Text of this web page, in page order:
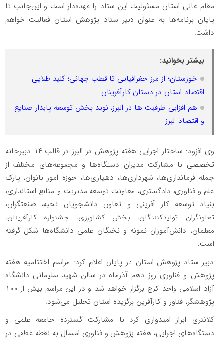
مقام عالی استان مسئولیت این ستاد را عهده‌دار است و این‌جانب تا
پایان برنامه‌ها به عنوان دبیر ستاد پژوهش استان فعالیت خواهم
داشت.
بیشتر بخوانید:
خوزستان؛ از مرز جغرافیایی تا قطب جهانی؛ کلید طلایی
اقتصاد استان در دستان کارآفرینان
هم افزایی ظرفیت ها در البرز، نوید بخش توسعه پایدار صنایع
و اقتصاد البرز
وی افزود: ساختار اجرایی هفته پژوهش در البرز در قالب ۱۴ دبیرخانه
تخصصی با مشارکت مدیران دستگاه‌ها و مجموعه‌های مختلف از
جمله فرمانداری‌ها، شهرداری‌ها، دهیاری‌ها، حوزه امور بانوان، پارک
علم و فناوری، دادگستری، معاونت توسعه مدیریت و منابع استانداری،
بنیاد توسعه کار آفرینی و تعاون دانشجویان نخبه، صنعتگران،
تعاونگران تولیدکنندگان، بخش کشاورزی، جشنواره کارآفرینان،
معلمان، دانش‌آموزان نمونه و نخبگان علمی دانشگاه‌ها شکل گرفته
است.
دبیر ستاد پژوهش استان در پایان اعلام کرد: مراسم اختتامیه هفته
پژوهش و فناوری روز دهم آذرماه در سالن شهید سلیمانی دانشگاه
آزاد اسلامی واحد کرج برگزار خواهد شد و در این مراسم بیش از ۱۰۰
پژوهشگر، فناور و کارآفرین برگزیده استان تجلیل می‌شود.
کلانتری ابراز امیدواری کرد با مشارکت گسترده جامعه علمی و
دستگاه‌های اجرایی، هفته پژوهش و فناوری امسال به نقطه عطفی در